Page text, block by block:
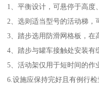
1、平衡设计，可悬停于高度
2、选则适当型号的活动梯
3、踏步选用防滑网格板，在
4、踏步与罐车接触处安装有
5、活动架仅用于短时间的作
6.设施应保持完好且有例行检